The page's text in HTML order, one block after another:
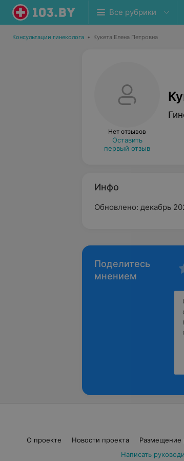
Все рубрики
Консультации гинеколога • Кукета Елена Петровна
Нет отзывов
Оставить
первый отзыв
Инфо
Обновлено: декабрь
Поделитесь
мнением
О проекте Новости проекта Размещение
Написать